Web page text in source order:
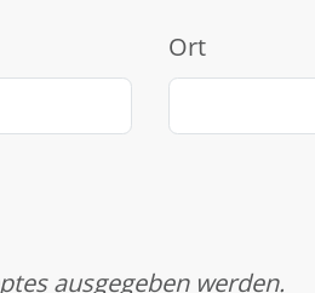
Ort
ausgegeben werden.